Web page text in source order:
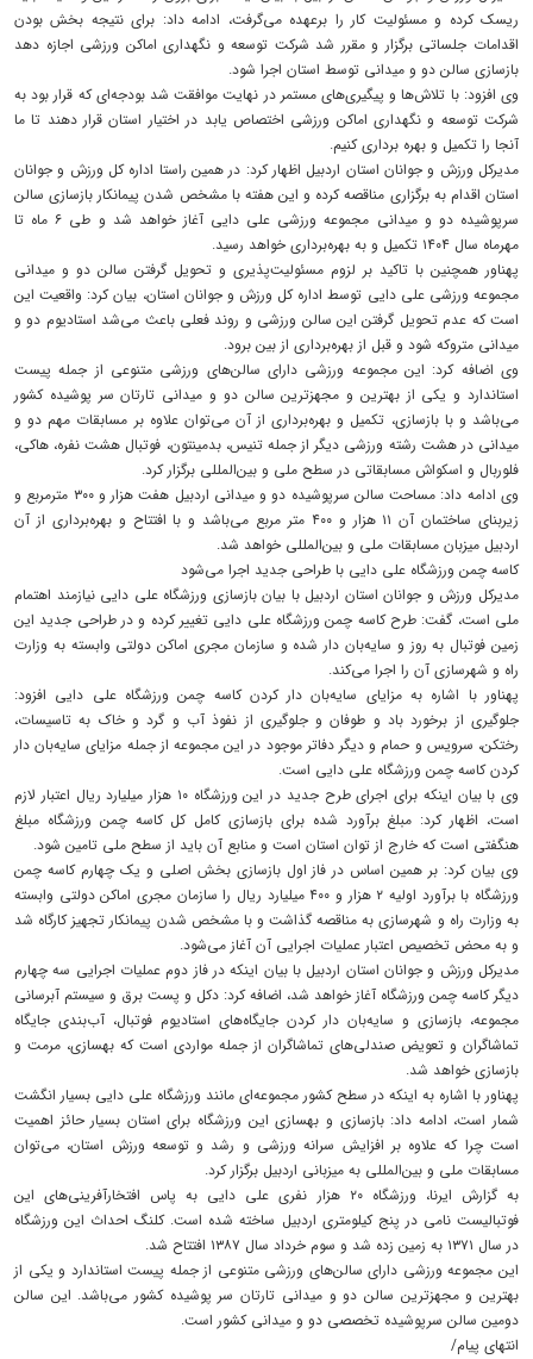
ریسک کرده و مسئولیت کار را برعهده می‌گرفت، ادامه داد: برای نتیجه بخش بودن
اقدامات جلساتی برگزار و مقرر شد شرکت توسعه و نگهداری اماکن ورزشی اجازه دهد
بازسازی سالن دو و میدانی توسط استان اجرا شود.
وی افزود: با تلاش‌ها و پیگیری‌های مستمر در نهایت موافقت شد بودجه‌ای که قرار بود به
شرکت توسعه و نگهداری اماکن ورزشی اختصاص یابد در اختیار استان قرار دهند تا ما
آنجا را تکمیل و بهره برداری کنیم.
مدیرکل ورزش و جوانان استان اردبیل اظهار کرد: در همین راستا اداره کل ورزش و جوانان
استان اقدام به برگزاری مناقصه کرده و این هفته با مشخص شدن پیمانکار بازسازی سالن
سرپوشیده دو و میدانی مجموعه ورزشی علی دایی آغاز خواهد شد و طی ۶ ماه تا
مهرماه سال ۱۴۰۴ تکمیل و به بهره‌برداری خواهد رسید.
پهناور همچنین با تاکید بر لزوم مسئولیت‌پذیری و تحویل گرفتن سالن دو و میدانی
مجموعه ورزشی علی دایی توسط اداره کل ورزش و جوانان استان، بیان کرد: واقعیت این
است که عدم تحویل گرفتن این سالن ورزشی و روند فعلی باعث می‌شد استادیوم دو و
میدانی متروکه شود و قبل از بهره‌برداری از بین برود.
وی اضافه کرد: این مجموعه ورزشی دارای سالن‌های ورزشی متنوعی از جمله پیست
استاندارد و یکی از بهترین و مجهزترین سالن دو و میدانی تارتان سر پوشیده کشور
می‌باشد و با بازسازی، تکمیل و بهره‌برداری از آن می‌توان علاوه بر مسابقات مهم دو و
میدانی در هشت رشته ورزشی دیگر از جمله تنیس، بدمینتون، فوتبال هشت نفره، هاکی،
فلوربال و اسکواش مسابقاتی در سطح ملی و بین‌المللی برگزار کرد.
وی ادامه داد: مساحت سالن سرپوشیده دو و میدانی اردبیل هفت هزار و ۳۰۰ مترمربع و
زیربنای ساختمان آن ۱۱ هزار و ۴۰۰ متر مربع می‌باشد و با افتتاح و بهره‌برداری از آن
اردبیل میزبان مسابقات ملی و بین‌المللی خواهد شد.
کاسه چمن ورزشگاه علی دایی با طراحی جدید اجرا می‌شود
مدیرکل ورزش و جوانان استان اردبیل با بیان بازسازی ورزشگاه علی دایی نیازمند اهتمام
ملی است، گفت: طرح کاسه چمن ورزشگاه علی دایی تغییر کرده و در طراحی جدید این
زمین فوتبال به روز و سایه‌بان‌ دار شده و سازمان مجری اماکن دولتی وابسته به وزارت
راه و شهرسازی آن را اجرا می‌کند.
پهناور با اشاره به مزایای سایه‌بان دار کردن کاسه چمن ورزشگاه علی دایی افزود:
جلوگیری از برخورد باد و طوفان و جلوگیری از نفوذ آب و گرد و خاک به تاسیسات،
رختکن، سرویس و حمام و دیگر دفاتر موجود در این مجموعه از جمله مزایای سایه‌بان دار
کردن کاسه چمن ورزشگاه علی دایی است.
وی با بیان اینکه برای اجرای طرح جدید در این ورزشگاه ۱۰ هزار میلیارد ریال اعتبار لازم
است، اظهار کرد: مبلغ برآورد شده برای بازسازی کامل کل کاسه چمن ورزشگاه مبلغ
هنگفتی است که خارج از توان استان است و منابع آن باید از سطح ملی تامین شود.
وی بیان کرد: بر همین اساس در فاز اول بازسازی بخش اصلی و یک چهارم کاسه چمن
ورزشگاه با برآورد اولیه ۲ هزار و ۴۰۰ میلیارد ریال را سازمان مجری اماکن دولتی وابسته
به وزارت راه و شهرسازی به مناقصه گذاشت و با مشخص شدن پیمانکار تجهیز کارگاه شد
و به محض تخصیص اعتبار عملیات اجرایی آن آغاز می‌شود.
مدیرکل ورزش و جوانان استان اردبیل با بیان اینکه در فاز دوم عملیات اجرایی سه چهارم
دیگر کاسه چمن ورزشگاه آغاز خواهد شد، اضافه کرد: دکل و پست برق و سیستم آبرسانی
مجموعه، بازسازی و سایه‌بان دار کردن جایگاه‌های استادیوم فوتبال، آب‌بندی جایگاه
تماشاگران و تعویض صندلی‌های تماشاگران از جمله مواردی است که بهسازی، مرمت و
بازسازی خواهد شد.
پهناور با اشاره به اینکه در سطح کشور مجموعه‌ای مانند ورزشگاه علی دایی بسیار انگشت
شمار است، ادامه داد: بازسازی و بهسازی این ورزشگاه برای استان بسیار حائز اهمیت
است چرا که علاوه بر افزایش سرانه ورزشی و رشد و توسعه ورزش استان، می‌توان
مسابقات ملی و بین‌المللی به میزبانی اردبیل برگزار کرد.
به گزارش ایرنا، ورزشگاه ۲۰ هزار نفری علی دایی به پاس افتخارآفرینی‌های این
فوتبالیست نامی در پنج کیلومتری اردبیل ساخته شده است. کلنگ احداث این ورزشگاه
در سال ۱۳۷۱ به زمین زده شد و سوم خرداد سال ۱۳۸۷ افتتاح شد.
این مجموعه ورزشی دارای سالن‌های ورزشی متنوعی از جمله پیست استاندارد و یکی از
بهترین و مجهزترین سالن دو و میدانی تارتان سر پوشیده کشور می‌باشد. این سالن
دومین سالن سرپوشیده تخصصی دو و میدانی کشور است.
انتهای پیام/